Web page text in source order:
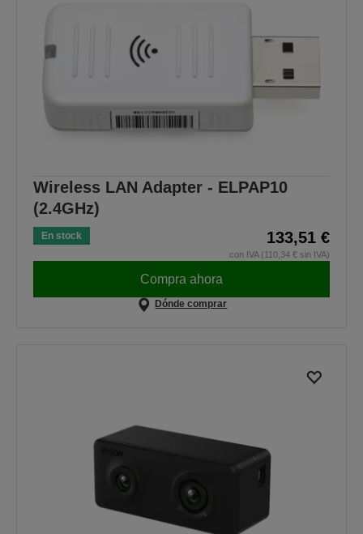
Wireless LAN Adapter - ELPAP10
(2.4GHz)
En stock 133,51 €
con IVA (110,34 € sin IVA)
Compra ahora
Dónde comprar